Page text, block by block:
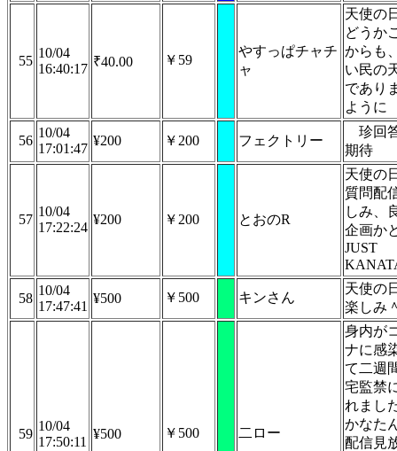
55
10/04
16:40:17 ₹40.00 ￥59
やすっぱチャチ
ャ
天使
どうか
からも
い民の
であり
ように
56
10/04
17:01:47
¥200 ￥200 フェクトリー
珍回
期待
57
10/04
17:22:24
¥200 ￥200 とおのR
天使の
質問配
しみ、
企画か
JUST
58
10/04
17:47:41
¥500 ￥500 キンさん
天使の
楽しみ
59
10/04
17:50:11
¥500 ￥500 二ロー
身内が
ナに感
て二週
宅監禁
れまし
かなた
配信見